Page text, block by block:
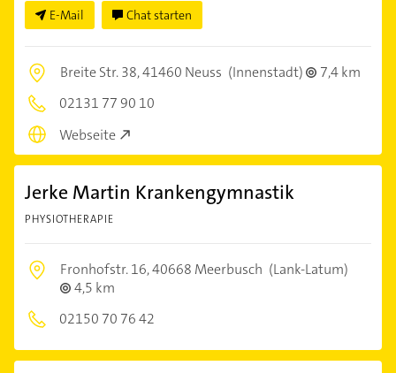
E-Mail Chat starten
Breite Str. 38,41460 Neuss (Innenstadt)
7,4 km
02131 77 90 10
Webseite
Jerke Martin Krankengymnastik
PHYSIOTHERAPIE
Fronhofstr. 16,40668 Meerbusch (Lank-Latum)
4,5 km
02150 70 76 42